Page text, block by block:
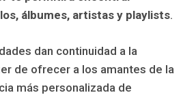
álbumes, artistas y playlists.
dan continuidad a la
de ofrecer a los amantes de la
más personalizada de